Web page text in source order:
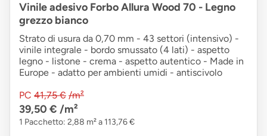
Vinile adesivo Forbo Allura Wood 70 - Legno
grezzo bianco
Strato di usura da 0,70 mm - 43 settori (intensivo) -
vinile integrale - bordo smussato (4 lati) - aspetto
legno - listone - crema - aspetto autentico - Made in
Europe - adatto per ambienti umidi - antiscivolo
PC 41,75 € /m²
39,50 € /m²
1 Pacchetto: 2,88 m² a 113,76 €